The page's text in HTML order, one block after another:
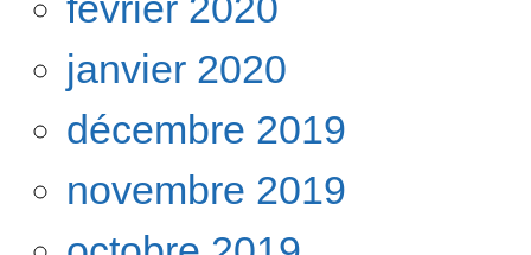
janvier 2020
décembre 2019
novembre 2019